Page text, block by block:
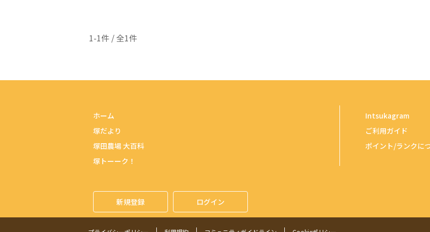
1-1件 / 全1件
ホーム
塚だより
塚田農場 大百科
塚トーーク！
Intsukagram
ご利用ガイド
ポイント/ランクに
新規登録 ログイン